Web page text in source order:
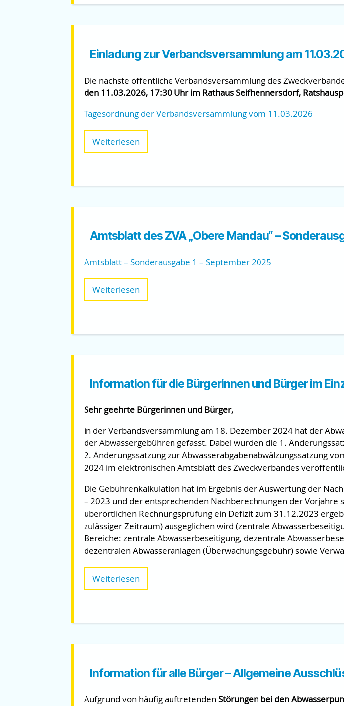
Einladung zur Verbandsversammlung am
Die nächste öffentliche Verbandsversammlung des
den 11.03.2026, 17:30 Uhr im Rathaus Seifhennersdorf,
Tagesordnung der Verbandsversammlung vom 11.03.2026
Weiterlesen
Amtsblatt des ZVA „Obere Mandau“ –
Amtsblatt – Sonderausgabe 1 – September 2025
Weiterlesen
Information für die Bürgerinnen und Bürger im
Sehr geehrte Bürgerinnen und Bürger,
in der Verbandsversammlung am 18. Dezember 2024 hat der
der Abwassergebühren gefasst. Dabei wurden die 1.
2. Änderungssatzung zur Abwasserabgabenabwälzungssatzung
2024 im elektronischen Amtsblatt des Zweckverbandes
Die Gebührenkalkulation hat im Ergebnis der Auswertung der
– 2023 und der entsprechenden Nachberechnungen der Vorjahre
überörtlichen Rechnungsprüfung ein Defizit zum 31.12.2023
zulässiger Zeitraum) ausgeglichen wird (zentrale
Bereiche: zentrale Abwasserbeseitigung, dezentrale
dezentralen Abwasseranlagen (Überwachungsgebühr) sowie
Weiterlesen
Information für alle Bürger – Allgemeine
Aufgrund von häufig auftretenden Störungen bei den